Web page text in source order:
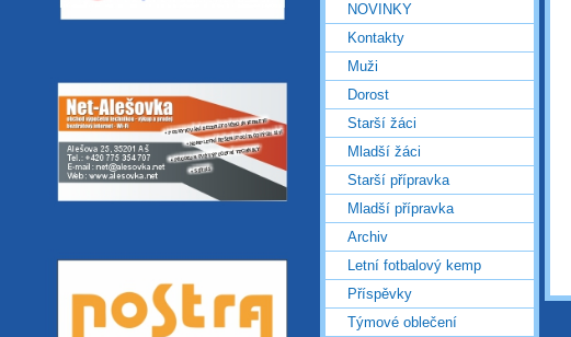
NOVINKY
Kontakty
Muži
Dorost
Starší žáci
Mladší žáci
Starší přípravka
Mladší přípravka
Archiv
Letní fotbalový kemp
Příspěvky
Týmové oblečení